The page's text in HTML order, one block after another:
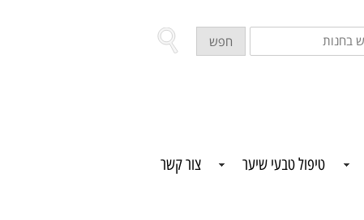
חפש
טיפול טבעי שיער צור קשר